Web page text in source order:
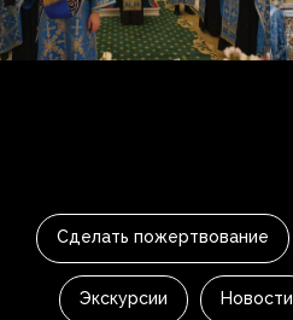
Сделать пожертвование
Экскурсии Новости